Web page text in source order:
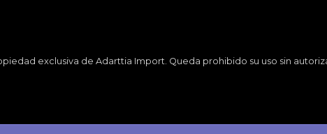
exclusiva de Adarttia Import. Queda prohibido su uso sin